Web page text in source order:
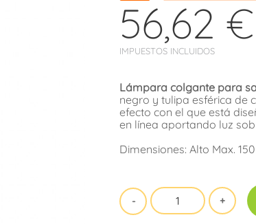
56,62 €
IMPUESTOS INCLUIDOS
Lámpara colgante para
negro y tulipa esférica de
efecto con el que está
en línea aportando luz
Dimensiones: Alto Max.